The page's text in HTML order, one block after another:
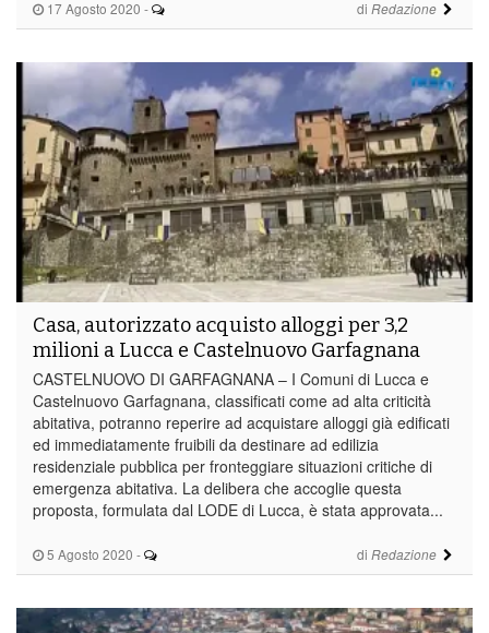
17 Agosto 2020 - di Redazione
5 Agosto 2020 - di Redazione
Casa, autorizzato acquisto alloggi per 3,2
milioni a Lucca e Castelnuovo Garfagnana
CASTELNUOVO DI GARFAGNANA – I Comuni di Lucca e
Castelnuovo Garfagnana, classificati come ad alta criticità
abitativa, potranno reperire ad acquistare alloggi già edificati
ed immediatamente fruibili da destinare ad edilizia
residenziale pubblica per fronteggiare situazioni critiche di
emergenza abitativa. La delibera che accoglie questa
proposta, formulata dal LODE di Lucca, è stata approvata...